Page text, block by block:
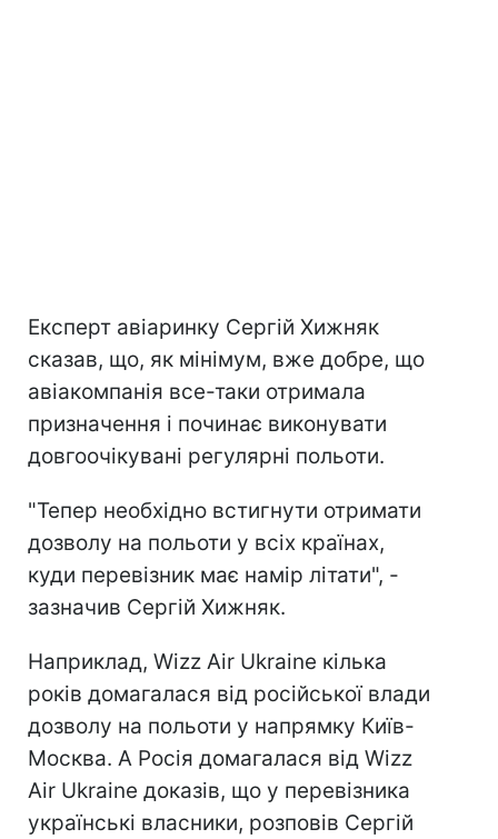
Експерт авіаринку Сергій Хижняк
сказав, що, як мінімум, вже добре, що
авіакомпанія все-таки отримала
призначення і починає виконувати
довгоочікувані регулярні польоти.
"Тепер необхідно встигнути отримати
дозволу на польоти у всіх країнах,
куди перевізник має намір літати", -
зазначив Сергій Хижняк.
Наприклад, Wizz Air Ukraine кілька
років домагалася від російської влади
дозволу на польоти у напрямку Київ-
Москва. А Росія домагалася від Wizz
Air Ukraine доказів, що у перевізника
українські власники, розповів Сергій